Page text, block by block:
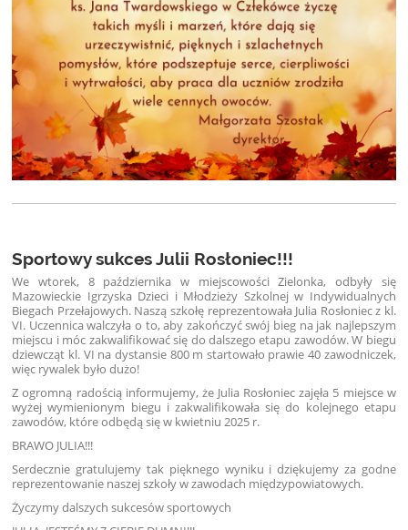
Sportowy sukces Julii Rosłoniec!!!
We wtorek, 8 października w miejscowości Zielonka, odbyły się
Mazowieckie Igrzyska Dzieci i Młodzieży Szkolnej w Indywidualnych
Biegach Przełajowych. Naszą szkołę reprezentowała Julia Rosłoniec z kl.
VI. Uczennica walczyła o to, aby zakończyć swój bieg na jak najlepszym
miejscu i móc zakwalifikować się do dalszego etapu zawodów. W biegu
dziewcząt kl. VI na dystansie 800 m startowało prawie 40 zawodniczek,
więc rywalek było dużo!
Z ogromną radością informujemy, że Julia Rosłoniec zajęła 5 miejsce w
wyżej wymienionym biegu i zakwalifikowała się do kolejnego etapu
zawodów, które odbędą się w kwietniu 2025 r.
BRAWO JULIA!!!
Serdecznie gratulujemy tak pięknego wyniku i dziękujemy za godne
reprezentowanie naszej szkoły w zawodach międzypowiatowych.
Życzymy dalszych sukcesów sportowych